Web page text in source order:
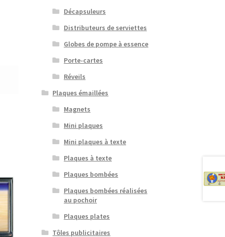
Décapsuleurs
Distributeurs de serviettes
Globes de pompe à essence
Porte-cartes
Réveils
Plaques émaillées
Magnets
Mini plaques
Mini plaques à texte
Plaques à texte
Plaques bombées
Plaques bombées réalisées
au pochoir
Plaques plates
Tôles publicitaires